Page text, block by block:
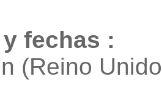
fechas :
(Reino